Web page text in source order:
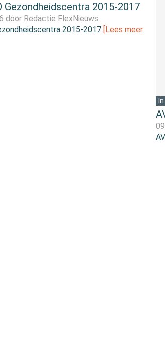
Gezondheidscentra 2015-2017
door Redactie FlexNieuws
2015-2017 [Lees meer